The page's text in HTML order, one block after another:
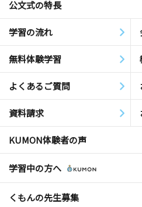
公文式の特長
学習の流れ
無料体験学習
よくあるご質問
資料請求
KUMON体験者の声
学習中の方へ
くもんの先生募集